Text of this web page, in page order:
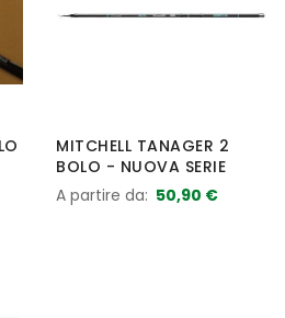
MITCHELL TANAGER 2
BOLO - NUOVA SERIE
A partire da 50,90 €